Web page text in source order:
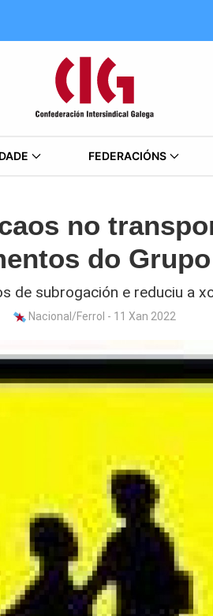
FEDERACIÓNS
no
do
de subrogación e reduciu a
Nacional/Ferrol - 11 Xan 2022